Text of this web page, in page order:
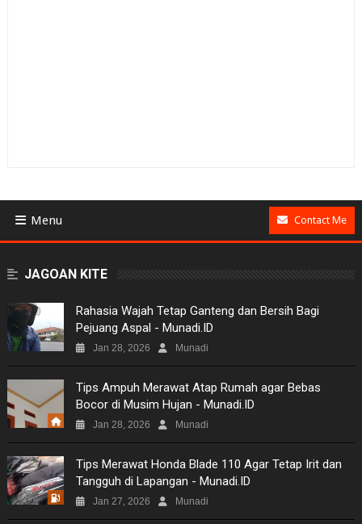
Menu
NEWS
MOVIES
TECH
MUSIC
Contact Me
JAGOAN KITE
Rahasia Wajah Tetap Ganteng dan Bersih Bagi
Pejuang Aspal - Munadi.ID
Jan 28, 2026 Munadi
Tips Ampuh Merawat Atap Rumah agar Bebas
Bocor di Musim Hujan - Munadi.ID
Jan 28, 2026 Munadi
Tips Merawat Honda Blade 110 Agar Tetap Irit dan
Tangguh di Lapangan - Munadi.ID
Jan 27, 2026 Munadi